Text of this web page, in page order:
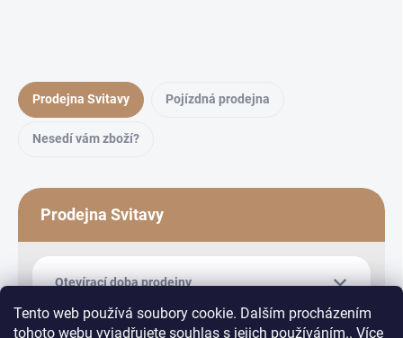
Tento web používá soubory cookie. Dalším procházením
tohoto webu vyjadřujete souhlas s jejich používáním.. Více
Prodejna Svitavy Pojízdná prodejna
Nesedí vám zboží?
Prodejna Svitavy
Otevírací doba prodejny